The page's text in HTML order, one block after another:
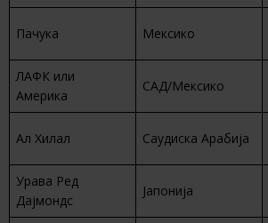
Пачука Мексико
ЛАФК или
Америка
САД/Мексико
Ал Хилал Саудиска Арабија
Урава Ред
Дајмондс
Јапонија